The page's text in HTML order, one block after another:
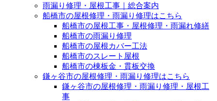
雨漏り修理・屋根工事｜総合案内
船橋市の屋根修理・雨漏り修理はこちら
船橋市の屋根工事・屋根修理・雨漏れ修繕
船橋市の雨漏り修理
船橋市の屋根カバー工法
船橋市のスレート屋根
船橋市の棟板金・貫板交換
鎌ヶ谷市の屋根修理・雨漏り修理はこちら
鎌ヶ谷市の屋根修理・雨漏り修理・屋根工
事